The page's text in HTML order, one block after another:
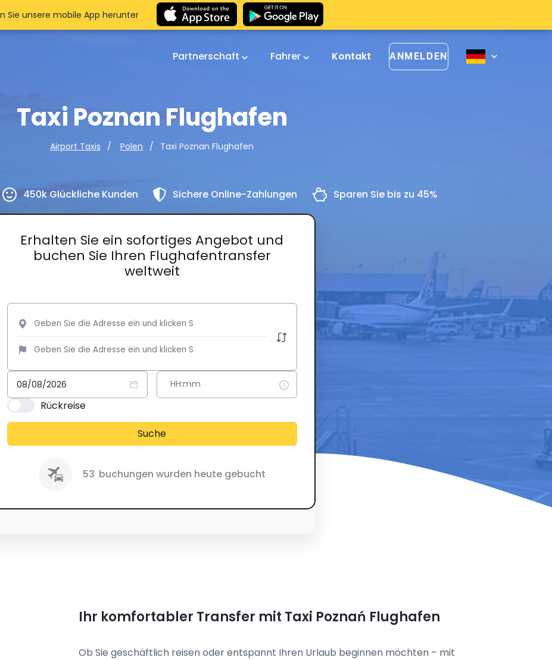
Partnerschaft Fahrer Kontakt ANMELDEN
Taxi Poznan Flughafen
Airport Taxis Polen Taxi Poznan Flughafen
450k Glückliche Kunden Sichere Online-Zahlungen Sparen Sie bis zu 45%
Erhalten Sie ein sofortiges Angebot und
buchen Sie Ihren Flughafentransfer
weltweit
Rückreise
Suche
53 buchungen wurden heute gebucht
Sie unsere mobile App herunter
Ihr komfortabler Transfer mit Taxi Poznań Flughafen
Ob Sie geschäftlich reisen oder entspannt Ihren Urlaub beginnen möchten – mit